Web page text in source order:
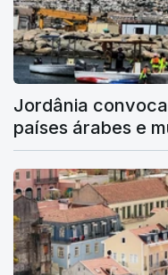
Jordânia
países árabes e